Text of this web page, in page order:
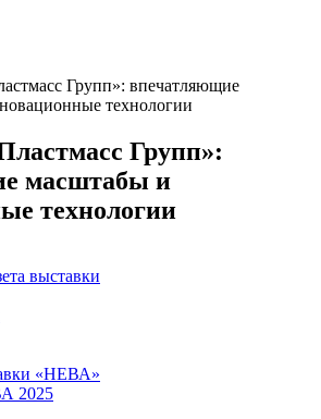
Групп»: впечатляющие
технологии
Групп»:
масштабы и
технологии
выставки
«НЕВА»
2025